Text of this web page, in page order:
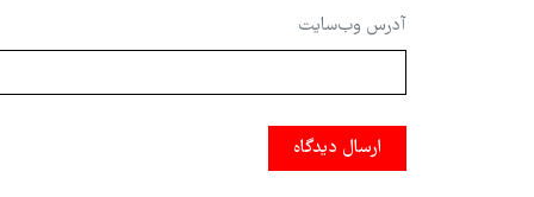
آدرس وب‌سایت
ارسال دیدگاه